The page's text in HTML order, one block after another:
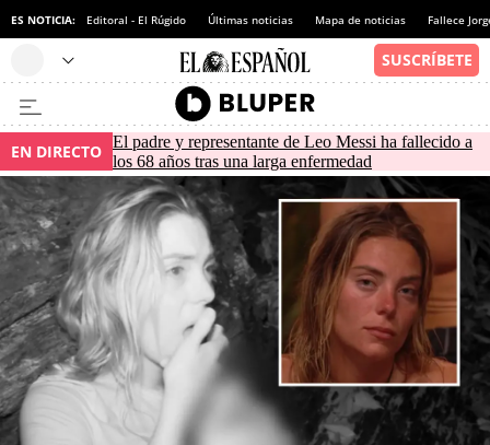
ES NOTICIA: Editoral - El Rúgido Últimas noticias Mapa de noticias Fallece
EN DIRECTO El padre y representante de Leo Messi ha fallecido a
los 68 años tras una larga enfermedad